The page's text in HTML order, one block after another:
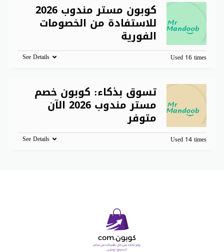
كوبون مستر مندوب 2026
للاستفادة من الخصومات
الفورية
Used 16 times
See Details
تسوق بذكاء: كوبون خصم
مستر مندوب 2026 الآن
متوفر
Used 14 times
See Details